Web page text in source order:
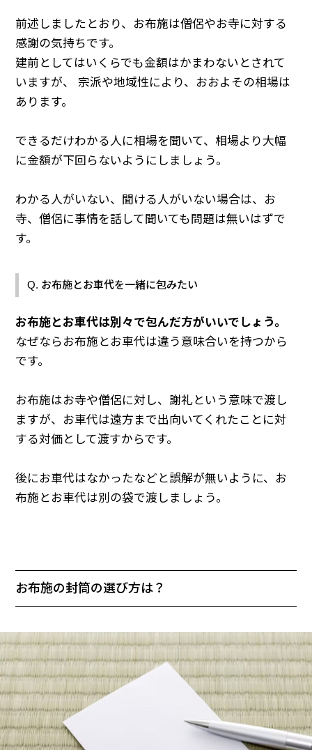
前述しましたとおり、お布施は僧侶やお寺に対する
感謝の気持ちです。
建前としてはいくらでも金額はかまわないとされて
いますが、 宗派や地域性により、おおよその相場は
あります。
できるだけわかる人に相場を聞いて、相場より大幅
に金額が下回らないようにしましょう。
わかる人がいない、聞ける人がいない場合は、お
寺、僧侶に事情を話して聞いても問題は無いはずで
す。
Q. お布施とお車代を一緒に包みたい
お布施とお車代は別々で包んだ方がいいでしょう。
なぜならお布施とお車代は違う意味合いを持つから
です。
お布施はお寺や僧侶に対し、謝礼という意味で渡し
ますが、お車代は遠方まで出向いてくれたことに対
する対価として渡すからです。
後にお車代はなかったなどと誤解が無いように、お
布施とお車代は別の袋で渡しましょう。
お布施の封筒の選び方は？